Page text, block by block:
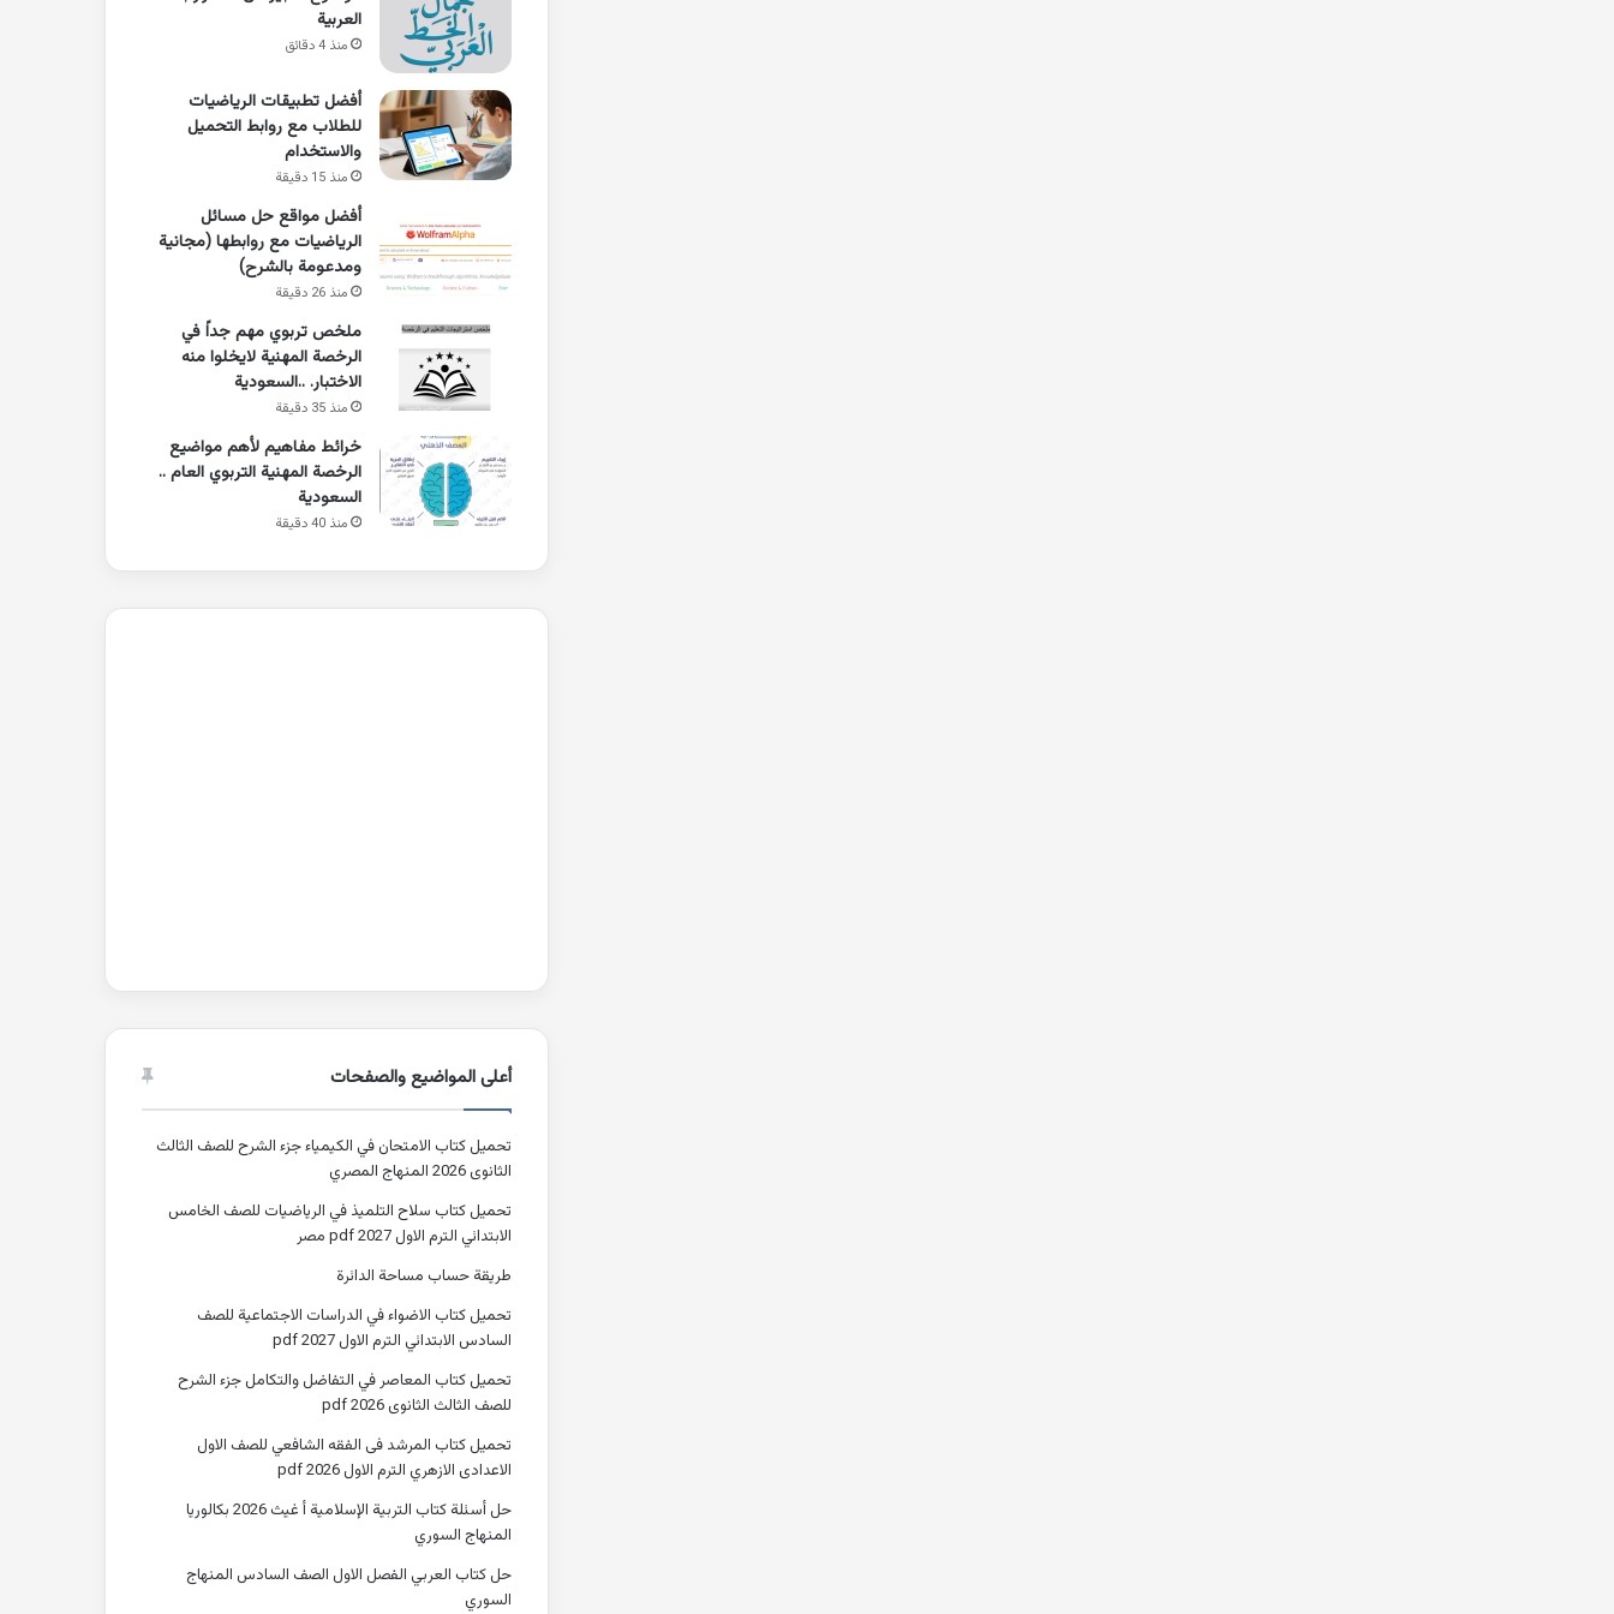
العربية
منذ 4 دقائق
أفضل تطبيقات الرياضيات
للطلاب مع روابط التحميل
والاستخدام
منذ 15 دقيقة
أفضل مواقع حل مسائل
الرياضيات مع روابطها (مجانية
ومدعومة بالشرح)
منذ 26 دقيقة
ملخص تربوي مهم جداً في
الرخصة المهنية لايخلوا منه
الاختبار. ..السعودية
منذ 35 دقيقة
خرائط مفاهيم لأهم مواضيع
الرخصة المهنية التربوي العام ..
السعودية
منذ 40 دقيقة
أعلى المواضيع والصفحات
تحميل كتاب الامتحان في الكيمياء جزء الشرح للصف الثالث
الثانوى 2026 المنهاج المصري
تحميل كتاب سلاح التلميذ في الرياضيات للصف الخامس
الابتدائي الترم الاول 2027 pdf مصر
طريقة حساب مساحة الدائرة
تحميل كتاب الاضواء في الدراسات الاجتماعية للصف
السادس الابتدائي الترم الاول 2027 pdf
تحميل كتاب المعاصر في التفاضل والتكامل جزء الشرح
للصف الثالث الثانوى 2026 pdf
تحميل كتاب المرشد فى الفقه الشافعي للصف الاول
الاعدادى الازهري الترم الاول 2026 pdf
حل أسئلة كتاب التربية الإسلامية أ غيث 2026 بكالوريا
المنهاج السوري
حل كتاب العربي الفصل الاول الصف السادس المنهاج
السوري